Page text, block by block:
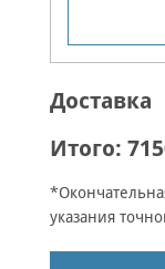
Доставка
Итого:
указания